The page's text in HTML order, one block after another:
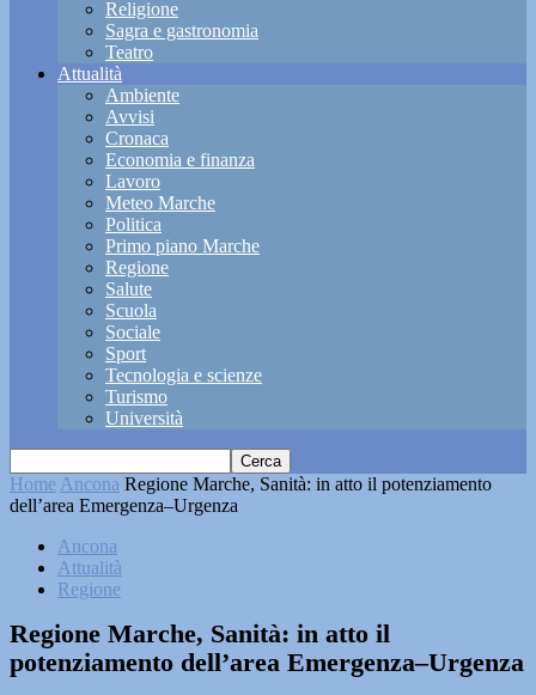
Religione
Sagra e gastronomia
Teatro
Attualità
Ambiente
Avvisi
Cronaca
Economia e finanza
Lavoro
Meteo Marche
Politica
Primo piano Marche
Regione
Salute
Scuola
Sociale
Sport
Tecnologia e scienze
Turismo
Università
Home Ancona Regione Marche, Sanità: in atto il potenziamento
dell’area Emergenza–Urgenza
Ancona
Attualità
Regione
Regione Marche, Sanità: in atto il
potenziamento dell’area Emergenza–Urgenza